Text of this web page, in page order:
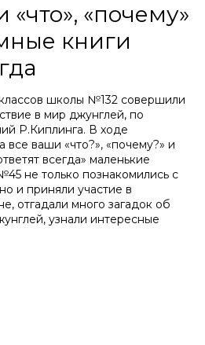
«почему»
книги
школы №132 совершили
в мир джунглей, по
Р.Киплинга. В ходе
все ваши «что?», «почему?» и
всегда» маленькие
не только познакомились с
и приняли участие в
отгадали много загадок об
узнали интересные